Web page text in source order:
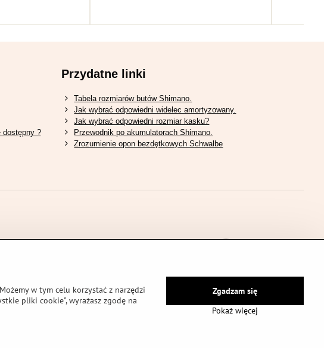
dostępny ?
Przydatne linki
Tabela rozmiarów butów Shimano.
Jak wybrać odpowiedni widelec amortyzowany.
Jak wybrać odpowiedni rozmiar kasku?
Przewodnik po akumulatorach Shimano.
Zrozumienie opon bezdętkowych Schwalbe
w tym celu korzystać z narzędzi
pliki cookie", wyrażasz zgodę na
Pokaż więcej
Zgadzam się